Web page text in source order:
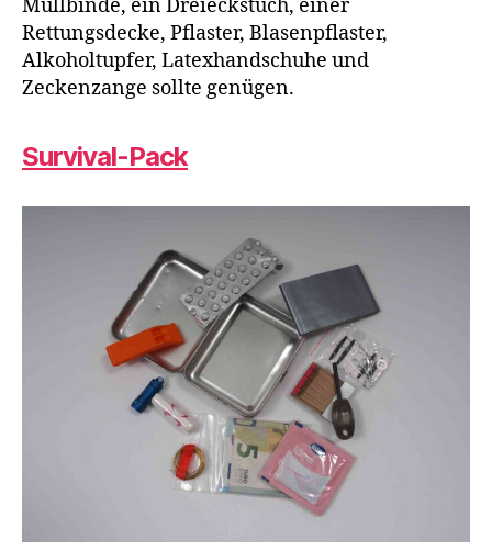
Mullbinde, ein Dreieckstuch, einer
Rettungsdecke, Pflaster, Blasenpflaster,
Alkoholtupfer, Latexhandschuhe und
Zeckenzange sollte genügen.
Survival-Pack